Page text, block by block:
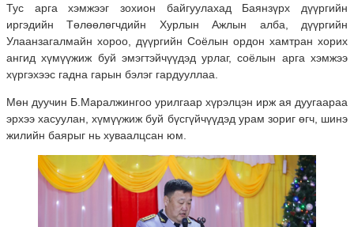
Тус арга хэмжээг зохион байгуулахад Баянзүрх дүүргийн
иргэдийн Төлөөлөгчдийн Хурлын Ажлын алба, дүүргийн
Улаанзагалмайн хороо, дүүргийн Соёлын ордон хамтран хорих
ангид хүмүүжиж буй эмэгтэйчүүдэд урлаг, соёлын арга хэмжээ
хүргэхээс гадна гарын бэлэг гардууллаа.
Мөн дуучин Б.Маралжингоо урилгаар хүрэлцэн ирж ая дуугаараа
эрхээ хасуулан, хүмүүжиж буй бүсгүйчүүдэд урам зориг өгч, шинэ
жилийн баярыг нь хуваалцсан юм.